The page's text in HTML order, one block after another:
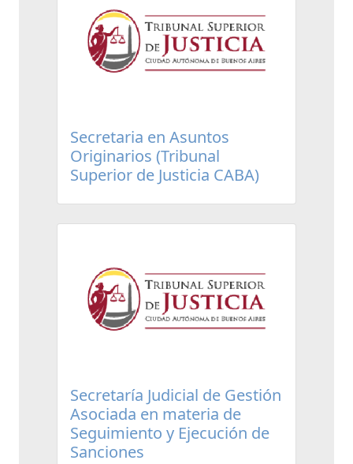
Secretaria en Asuntos
Originarios (Tribunal
Superior de Justicia CABA)
Secretaría Judicial de Gestión
Asociada en materia de
Seguimiento y Ejecución de
Sanciones